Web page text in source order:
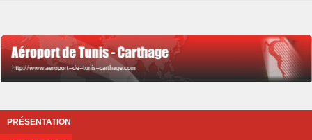
PRÉSENTATION